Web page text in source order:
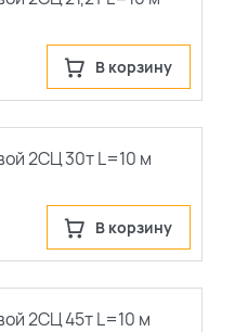
В корзину
2СЦ 30т L=10 м
В корзину
2СЦ 45т L=10 м